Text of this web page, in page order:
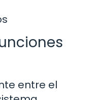
entre el